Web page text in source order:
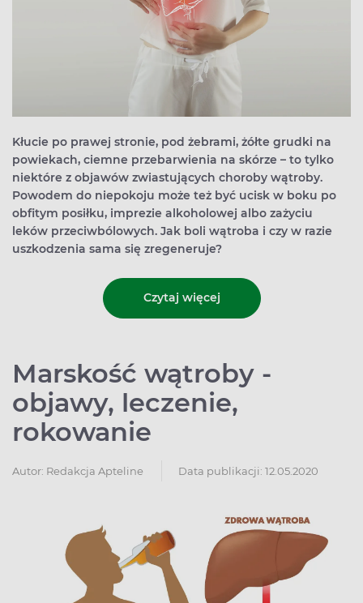
Kłucie po prawej stronie, pod żebrami, żółte grudki na
powiekach, ciemne przebarwienia na skórze – to tylko
niektóre z objawów zwiastujących choroby wątroby.
Powodem do niepokoju może też być ucisk w boku po
obfitym posiłku, imprezie alkoholowej albo zażyciu
leków przeciwbólowych. Jak boli wątroba i czy w razie
uszkodzenia sama się zregeneruje?
Czytaj więcej
Marskość wątroby -
objawy, leczenie,
rokowanie
Autor: Redakcja Apteline Data publikacji: 12.05.2020